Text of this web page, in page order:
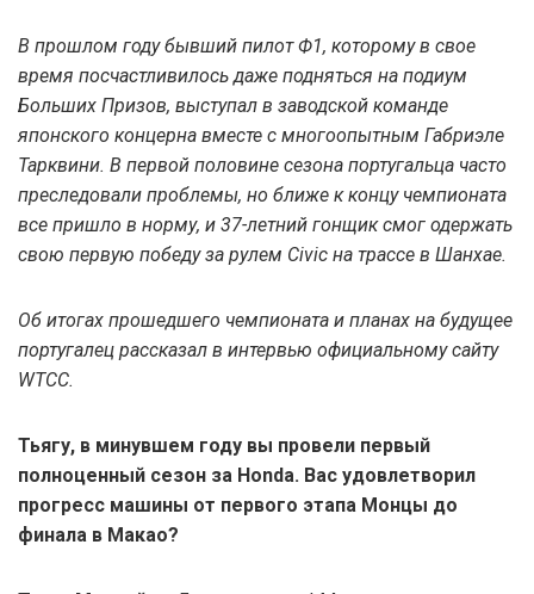
В прошлом году бывший пилот Ф1, которому в свое
время посчастливилось даже подняться на подиум
Больших Призов, выступал в заводской команде
японского концерна вместе с многоопытным Габриэле
Тарквини. В первой половине сезона португальца часто
преследовали проблемы, но ближе к концу чемпионата
все пришло в норму, и 37-летний гонщик смог одержать
свою первую победу за рулем Civic на трассе в Шанхае.
Об итогах прошедшего чемпионата и планах на будущее
португалец рассказал в интервью официальному сайту
WTСС.
Тьягу, в минувшем году вы провели первый
полноценный сезон за Honda. Вас удовлетворил
прогресс машины от первого этапа Монцы до
финала в Макао?